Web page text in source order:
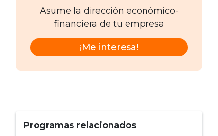
Asume la dirección económico-
financiera de tu empresa
¡Me interesa!
Programas relacionados